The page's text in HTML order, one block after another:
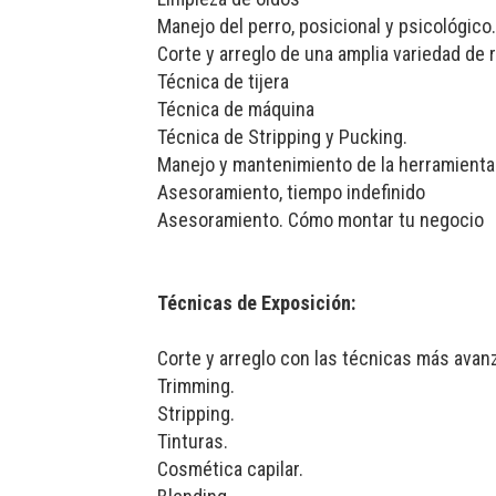
Manejo del perro, posicional y psicológico.
Corte y arreglo de una amplia variedad de
Técnica de tijera
Técnica de máquina
Técnica de Stripping y Pucking.
Manejo y mantenimiento de la herramienta
Asesoramiento, tiempo indefinido
Asesoramiento. Cómo montar tu negocio
Técnicas de Exposición:
Corte y arreglo con las técnicas más
Trimming.
Stripping.
Tinturas.
Cosmética capilar.